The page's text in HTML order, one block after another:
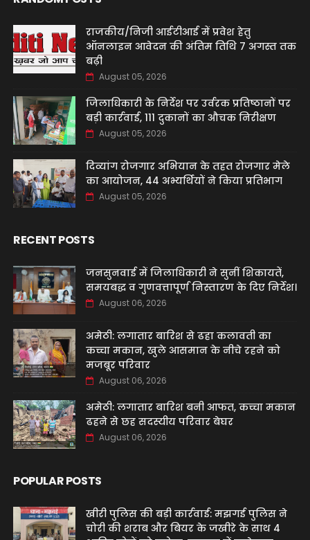
राजकीय/निजी आईटीआई में प्रवेश हेतु
ऑनलाइन आवेदन की अंतिम तिथि 7 अगस्त तक
बढ़ी
August 05, 2026
जिलाधिकारी के निर्देश पर उर्वरक प्रतिष्ठानों पर
बड़ी कार्रवाई, 111 दुकानों का औचक निरीक्षण
August 05, 2026
दिव्यांग रोजगार अभियान के तहत रोजगार मेले
का आयोजन, 44 अभ्यर्थियों ने किया प्रतिभाग
August 05, 2026
RECENT POSTS
जनसुनवाई में जिलाधिकारी ने सुनीं शिकायतें,
समयबद्ध व गुणवत्तापूर्ण निस्तारण के दिए निर्देश।
August 06, 2026
अमेठी: लगातार बारिश से ढहा कलावती का
कच्चा मकान, खुले आसमान के नीचे रहने को
मजबूर परिवार
August 06, 2026
अमेठी: लगातार बारिश बनी आफत, कच्चा मकान
ढहने से छह सदस्यीय परिवार बेघर
August 06, 2026
POPULAR POSTS
खीरी पुलिस की बड़ी कार्रवाई: मझगई पुलिस ने
चोरी की शराब और बियर के जखीरे के साथ 4